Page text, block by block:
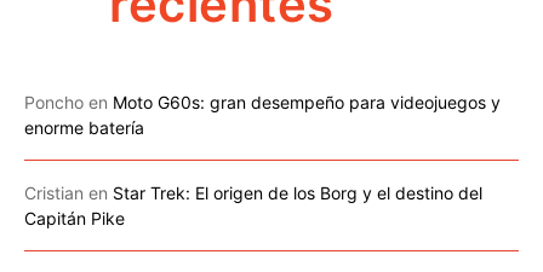
Poncho en Moto G60s: gran desempeño para videojuegos y
enorme batería
Cristian en Star Trek: El origen de los Borg y el destino del
Capitán Pike